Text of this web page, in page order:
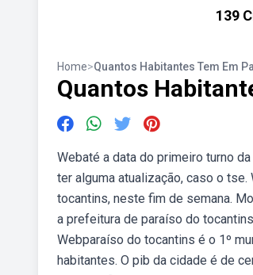
139
Home>Quantos Habitantes Tem Em
Quantos
Webaté a data do primeiro turno
ter alguma atualização, caso o
tocantins, neste fim de semana.
a prefeitura de paraíso do
Webparaíso do tocantins é o 1º
habitantes. O pib da cidade é de